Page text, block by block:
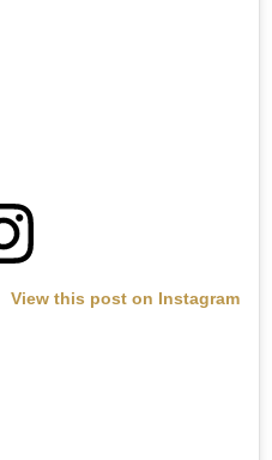
View this post on Instagram